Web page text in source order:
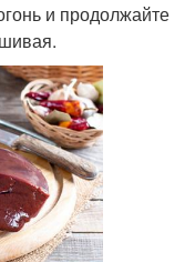
и продолжайте